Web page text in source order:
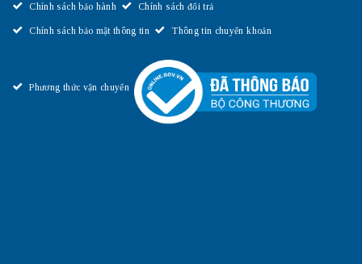
Chính sách bảo hành Chính sách đổi trả
Chính sách bảo mật thông tin Thông tin chuyển khoản
Phương thức vận chuyển